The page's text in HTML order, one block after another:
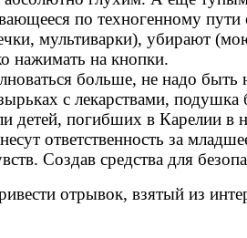
по техногенному
мультиварки), убирают
на кнопки.
больше, не надо быть
с лекарствами,
детей, погибших в Карелии
ответственность за
Создав средства для
отрывок, взятый из